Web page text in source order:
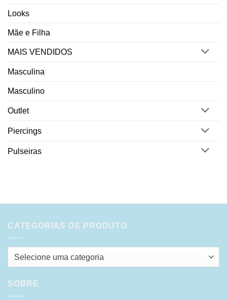
Looks
Mãe e Filha
MAIS VENDIDOS
Masculina
Masculino
Outlet
Piercings
Pulseiras
CATEGORIAS DE PRODUTO
Selecione uma categoria
SOBRE